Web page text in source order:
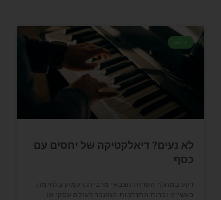
בלוג
לא נעים? דיאלקטיקה של יחסים עם
כסף
רקע במהלך השרות הצבאי מרביתנו עמוק בלחימה,
בעשייה וברוח התנדבות המעבר לעולם עסקי או